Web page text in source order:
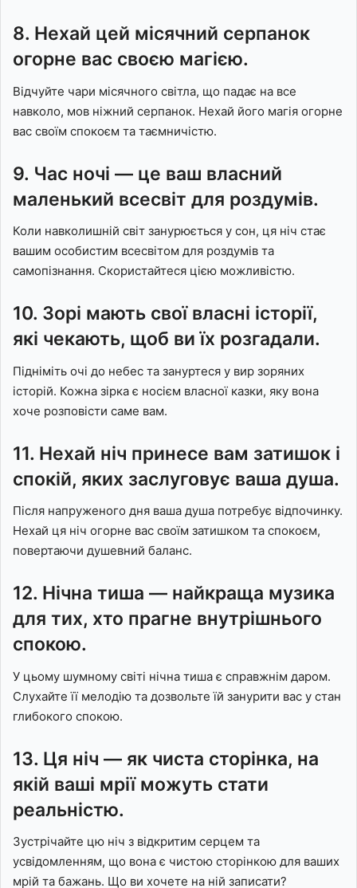
8. Нехай цей місячний серпанок
огорне вас своєю магією.
Відчуйте чари місячного світла, що падає на все
навколо, мов ніжний серпанок. Нехай його магія огорне
вас своїм спокоєм та таємничістю.
9. Час ночі — це ваш власний
маленький всесвіт для роздумів.
Коли навколишній світ занурюється у сон, ця ніч стає
вашим особистим всесвітом для роздумів та
самопізнання. Скористайтеся цією можливістю.
10. Зорі мають свої власні історії,
які чекають, щоб ви їх розгадали.
Підніміть очі до небес та зануртеся у вир зоряних
історій. Кожна зірка є носієм власної казки, яку вона
хоче розповісти саме вам.
11. Нехай ніч принесе вам затишок і
спокій, яких заслуговує ваша душа.
Після напруженого дня ваша душа потребує відпочинку.
Нехай ця ніч огорне вас своїм затишком та спокоєм,
повертаючи душевний баланс.
12. Нічна тиша — найкраща музика
для тих, хто прагне внутрішнього
спокою.
У цьому шумному світі нічна тиша є справжнім даром.
Слухайте її мелодію та дозвольте їй занурити вас у стан
глибокого спокою.
13. Ця ніч — як чиста сторінка, на
якій ваші мрії можуть стати
реальністю.
Зустрічайте цю ніч з відкритим серцем та
усвідомленням, що вона є чистою сторінкою для ваших
мрій та бажань. Що ви хочете на ній записати?